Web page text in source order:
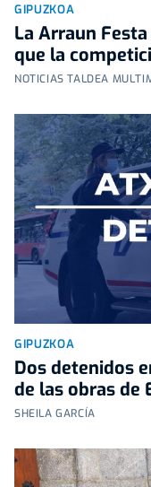
GIPUZKOA
La Arraun
que la
NOTICIAS TALDEA
GIPUZKOA
Dos detenidos
de las obras de
SHEILA GARCÍA